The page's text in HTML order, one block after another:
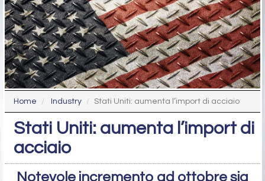
Home Industry Stati Uniti: aumenta l’import di acciaio
Stati Uniti: aumenta l’import di
acciaio
Notevole incremento ad ottobre sia